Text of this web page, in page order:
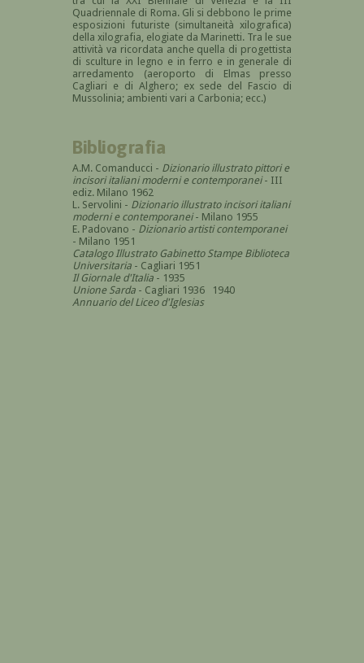
Quadriennale di Roma. Gli si debbono le prime
esposizioni futuriste (simultaneità xilografica)
della xilografia, elogiate da Marinetti. Tra le sue
attività va ricordata anche quella di progettista
di sculture in legno e in ferro e in generale di
arredamento (aeroporto di Elmas presso
Cagliari e di Alghero; ex sede del Fascio di
Mussolinia; ambienti vari a Carbonia; ecc.)
Bibliografia
A.M. Comanducci - Dizionario illustrato pittori e
incisori italiani moderni e contemporanei- III
ediz. Milano 1962
L. Servolini - Dizionario illustrato incisori italiani
moderni e contemporanei- Milano 1955
E. Padovano - Dizionario artisti contemporanei
- Milano 1951
Catalogo Illustrato Gabinetto Stampe Biblioteca
Universitaria - Cagliari 1951
Il Giornale d'Italia - 1935
Unione Sarda - Cagliari 1936 1940
Annuario del Liceo d'Iglesias